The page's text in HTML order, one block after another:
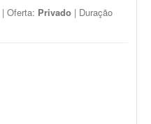
| Oferta: Privado | Duração